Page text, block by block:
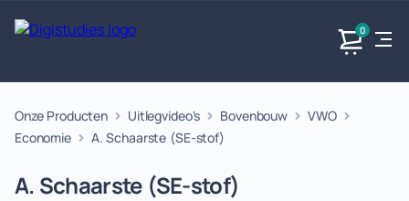
0
Exacte
vakken
vakken.
Taalvakken Maatschappijvakken Producten
Onze Producten Uitlegvideo's Bovenbouw
VWO
Economie
A. Schaarste (SE-stof)
A. Schaarste (SE-stof)